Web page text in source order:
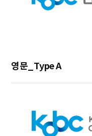
영문_Type A